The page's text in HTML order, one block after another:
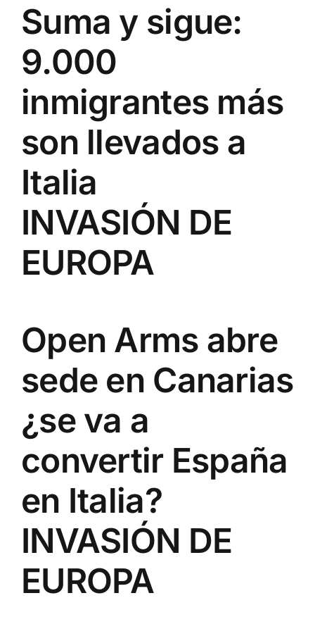
Suma y sigue:
9.000
inmigrantes más
son llevados a
Italia
INVASIÓN DE
EUROPA
Open Arms abre
sede en Canarias
¿se va a
convertir España
en Italia?
INVASIÓN DE
EUROPA